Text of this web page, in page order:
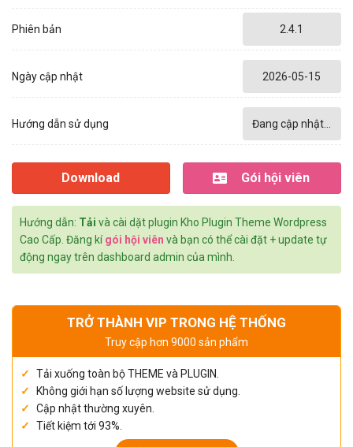
Phiên bản 2.4.1
Ngày cập nhật 2026-05-15
Hướng dẫn sử dụng Đang cập nhật...
Download Gói hội viên
Hướng dẫn: Tải và cài dặt plugin Kho Plugin Theme Wordpress
Cao Cấp. Đăng kígói hội viên và bạn có thể cài đặt + update tự
động ngay trên dashboard admin của mình.
TRỞ THÀNH VIP TRONG HỆ THỐNG
Truy cập hơn 9000 sản phẩm
Tải xuống toàn bộ THEME và PLUGIN.
Không giới hạn số lượng website sử dụng.
Cập nhật thường xuyên.
Tiết kiệm tới 93%.